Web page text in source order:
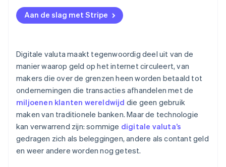
Aan de slag met Stripe
Digitale valuta maakt tegenwoordig deel uit van de
manier waarop geld op het internet circuleert, van
makers die over de grenzen heen worden betaald tot
ondernemingen die transacties afhandelen met de
miljoenen klanten wereldwijd die geen gebruik
maken van traditionele banken. Maar de technologie
kan verwarrend zijn: sommige digitale valuta’s
gedragen zich als beleggingen, andere als contant geld
en weer andere worden nog getest.